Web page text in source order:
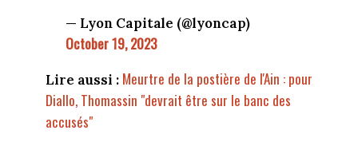
— Lyon Capitale (@lyoncap)
October 19, 2023
Lire aussi : Meurtre de la postière de l'Ain : pour
Diallo, Thomassin "devrait être sur le banc des
accusés"